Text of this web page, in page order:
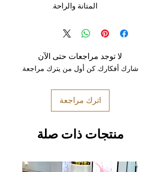
المتانة والراحة.
لا توجد مراجعات حتى الآن
شارك أفكارك. كن أول من يترك مراجعة.
اترك مراجعة
منتجات ذات صلة